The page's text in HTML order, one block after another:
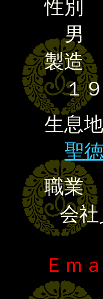
性別
男
製造
１９
生息地
聖
職業
会社
Ｅｍ
（い